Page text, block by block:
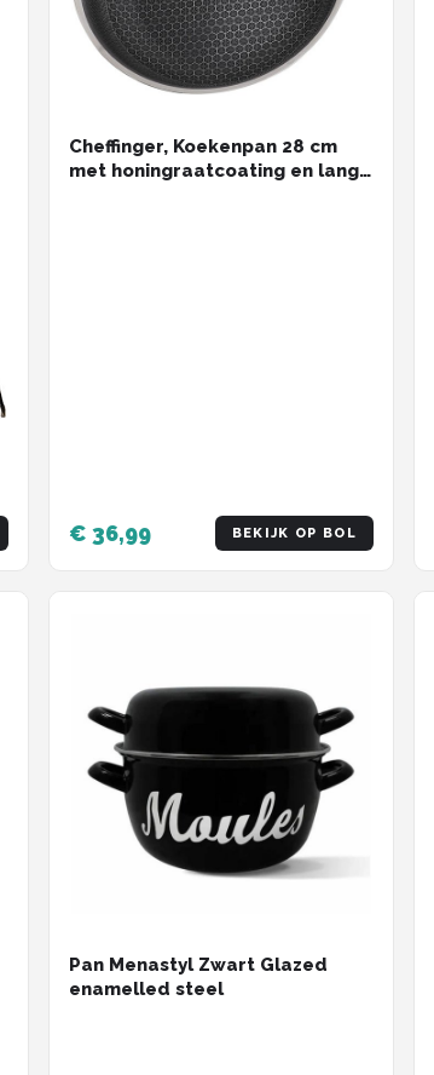
Cheffinger, Koekenpan 28 cm
met honingraatcoating en lange
€ 36,99 BEKIJK OP BOL
Pan Menastyl Zwart Glazed
enamelled steel